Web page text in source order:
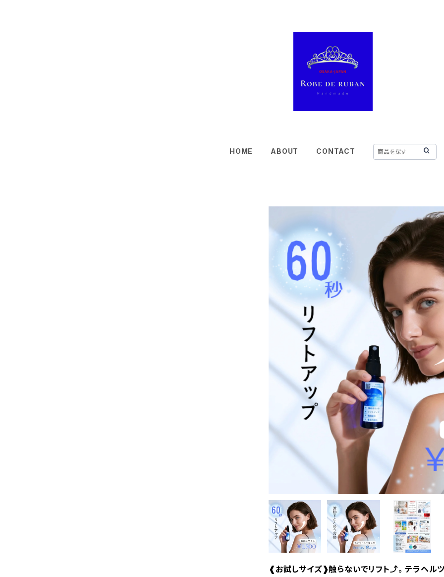
HOME ABOUT CONTACT
❰お試しサイズ❱触らないでリフト⤴️。 テラヘ